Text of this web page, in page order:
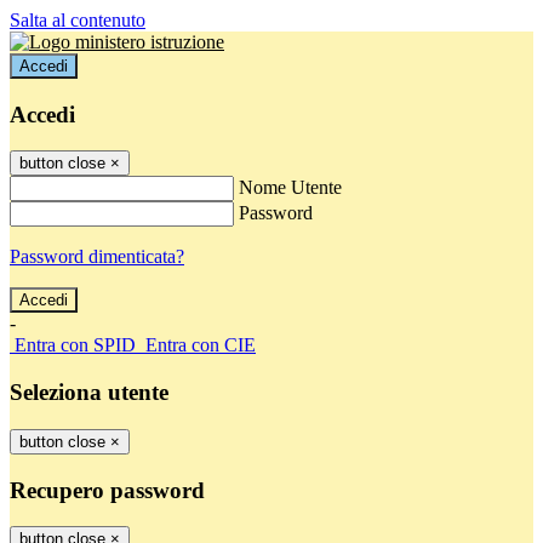
Salta al contenuto
Accedi
Accedi
button close ×
Nome Utente
Password
Password dimenticata?
-
Entra con SPID Entra con CIE
Seleziona utente
button close ×
Recupero password
button close ×